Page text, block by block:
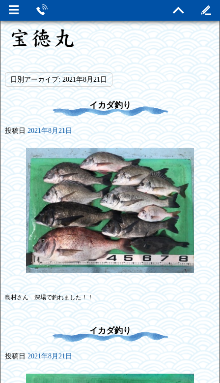
日別アーカイブ:2021年8月21日
イカダ釣り
投稿日 2021年8月21日
島村さん 深場で釣れました！！
イカダ釣り
投稿日 2021年8月21日